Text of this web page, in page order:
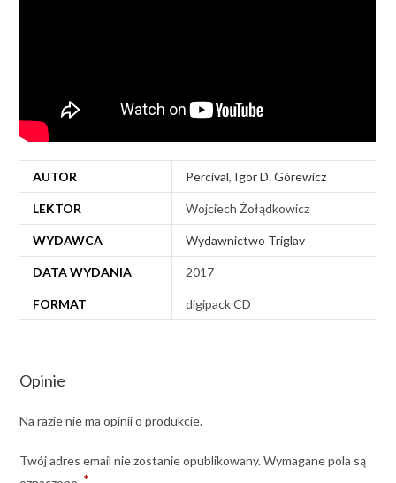
AUTOR Percival, Igor D. Górewicz
LEKTOR Wojciech Żołądkowicz
WYDAWCA Wydawnictwo Triglav
DATA WYDANIA 2017
FORMAT digipack CD
Opinie
Na razie nie ma opinii o produkcie.
Twój adres email nie zostanie opublikowany. Wymagane pola są
*